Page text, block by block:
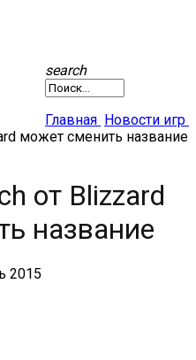
search
Главная Новости игр
может сменить название
от Blizzard
название
2015